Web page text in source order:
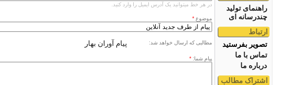
راهنمای تولید
چندرسانه ای
ارتباط
تصویر بفرستید
تماس با ما
درباره ما
اشتراک مطالب
در هر خط میتوانید یک آدرس ایمیل را وارد کنید.
موضوع *
مطالبی که ارسال خواهد شد: پیام آوران بهار
پیام شما: *